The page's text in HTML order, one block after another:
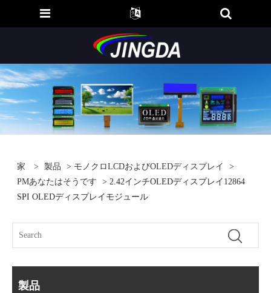
家 > 製品 > モノクロLCDおよびOLEDディスプレイ
>
PMあなたはそうです
> 2.42インチOLEDディスプレイ12864
SPI OLEDディスプレイモジュール
製品